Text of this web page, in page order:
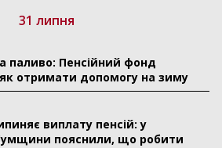
31 липня
паливо: Пенсійний фонд
отримати допомогу на зиму
виплату пенсій: у
пояснили, що робити